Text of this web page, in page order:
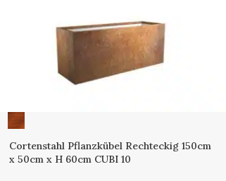
Cortenstahl Pflanzkübel Rechteckig 150cm
x 50cm x H 60cm CUBI 10